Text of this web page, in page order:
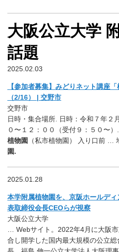
大阪公立大学
話題
2025.02.03
【参加者募集】みどりネット講座
（2/16） | 交野市
交野市
日時・集合場所. 日時：令和７年２
０〜１２：００（受付９：５０〜）.
植物園
（私市植物園） 入り口前 …
園.
2025.01.28
本学附属植物園を、京阪ホールデ
表取締役会長CEOらが視察
大阪公立大学
… Webサイト。2022年4月に大阪
合し開学した国内最大規模の公立